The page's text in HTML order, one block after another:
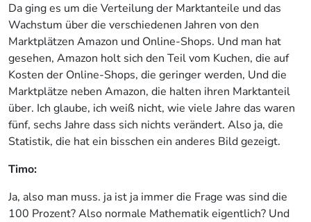
Da ging es um die Verteilung der Marktanteile und das
Wachstum über die verschiedenen Jahren von den
Marktplätzen Amazon und Online-Shops. Und man hat
gesehen, Amazon holt sich den Teil vom Kuchen, die auf
Kosten der Online-Shops, die geringer werden, Und die
Marktplätze neben Amazon, die halten ihren Marktanteil
über. Ich glaube, ich weiß nicht, wie viele Jahre das waren
fünf, sechs Jahre dass sich nichts verändert. Also ja, die
Statistik, die hat ein bisschen ein anderes Bild gezeigt.
Timo:
Ja, also man muss. ja ist ja immer die Frage was sind die
100 Prozent? Also normale Mathematik eigentlich? Und